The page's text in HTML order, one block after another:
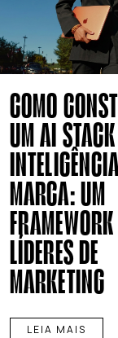
COMO
UM AI
MARCA: UM
LÍDERES DE
MARKETING
LEIA MAIS